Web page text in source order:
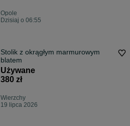
Opole
Dzisiaj o 06:55
Stolik z okrągłym marmurowym
blatem
Używane
380 zł
Wierzchy
19 lipca 2026